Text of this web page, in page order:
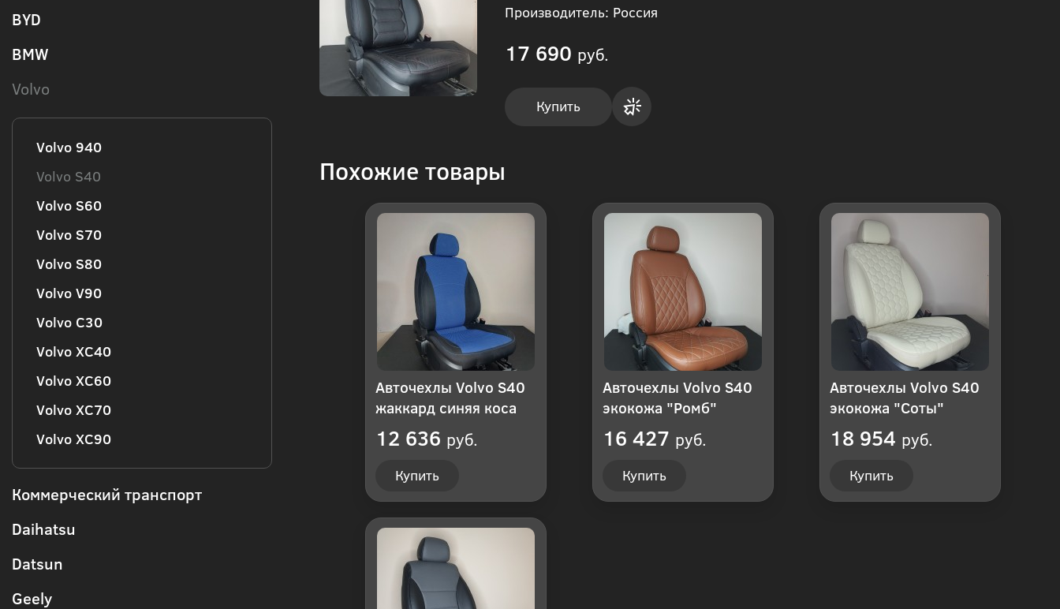
BYD
BMW
Volvo
Volvo 940
Volvo S40
Volvo S60
Volvo S70
Volvo S80
Volvo V90
Volvo C30
Volvo XC40
Volvo XC60
Volvo XC70
Volvo XC90
Коммерческий транспорт
Daihatsu
Datsun
Geely
Производитель: Россия
17 690 руб.
Купить
Похожие товары
Авточехлы Volvo S40
жаккард синяя коса
12 636 руб.
Купить
Авточехлы Volvo S40
экокожа "Ромб"
16 427 руб.
Купить
Авточехлы Volvo S40
экокожа "Соты"
18 954 руб.
Купить